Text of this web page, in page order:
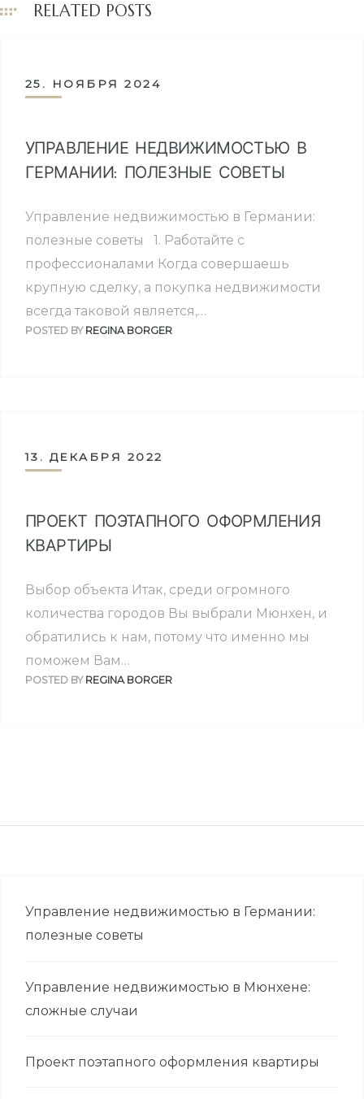
RELATED POSTS
25. НОЯБРЯ 2024
УПРАВЛЕНИЕ НЕДВИЖИМОСТЬЮ В
ГЕРМАНИИ: ПОЛЕЗНЫЕ СОВЕТЫ
Управление недвижимостью в Германии:
полезные советы 1. Работайте с
профессионалами Когда совершаешь
крупную сделку, а покупка недвижимости
всегда таковой является,…
POSTED BY REGINA BORGER
13. ДЕКАБРЯ 2022
ПРОЕКТ ПОЭТАПНОГО ОФОРМЛЕНИЯ
КВАРТИРЫ
Выбор объекта Итак, среди огромного
количества городов Вы выбрали Мюнхен, и
обратились к нам, потому что именно мы
поможем Вам…
POSTED BY REGINA BORGER
Управление недвижимостью в Германии:
полезные советы
Управление недвижимостью в Мюнхене:
сложные случаи
Проект поэтапного оформления квартиры